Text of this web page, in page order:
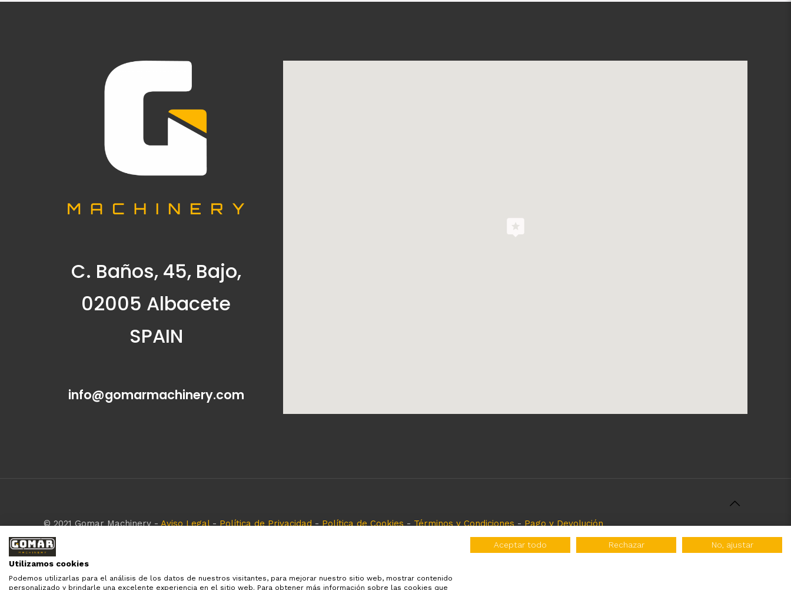
C. Baños, 45, Bajo,
02005 Albacete
SPAIN
info@gomarmachinery.com
© 2021 Gomar Machinery -Aviso Legal-Política de Privacidad-Política de Cookies-Términos y Condiciones-Pago y Devolución
Todas las marcas aquí mencionadas son de simple referencia, es solo para especificar los productos que comercializamos y el servicio que brindamos. Nuestra
empresa respeta todos los derechos de marca reservados y registrados por cada fabricante sin tomarse ningún tipo de atribuciones no esatablecidas.
Utilizamos cookies
Podemos utilizarlas para el análisis de los datos de nuestros visitantes, para mejorar nuestro sitio web, mostrar contenido
personalizado y brindarle una excelente experiencia en el sitio web. Para obtener más información sobre las cookies que
Aceptar todo Rechazar No, ajustar